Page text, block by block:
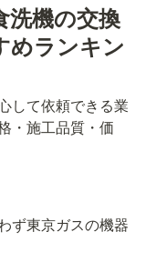
洗機の交換
めランキン
して依頼できる業
・施工品質・価
ず東京ガスの機器